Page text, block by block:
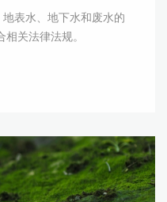
表水、地下水和废水的
关法律法规。